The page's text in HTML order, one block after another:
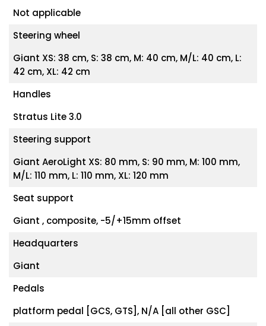
Not applicable
Steering wheel
Giant XS: 38 cm, S: 38 cm, M: 40 cm, M/L: 40 cm, L:
42 cm, XL: 42 cm
Handles
Stratus Lite 3.0
Steering support
Giant AeroLight XS: 80 mm, S: 90 mm, M: 100 mm,
M/L: 110 mm, L: 110 mm, XL: 120 mm
Seat support
Giant , composite, -5/+15mm offset
Headquarters
Giant
Pedals
platform pedal [GCS, GTS], N/A [all other GSC]